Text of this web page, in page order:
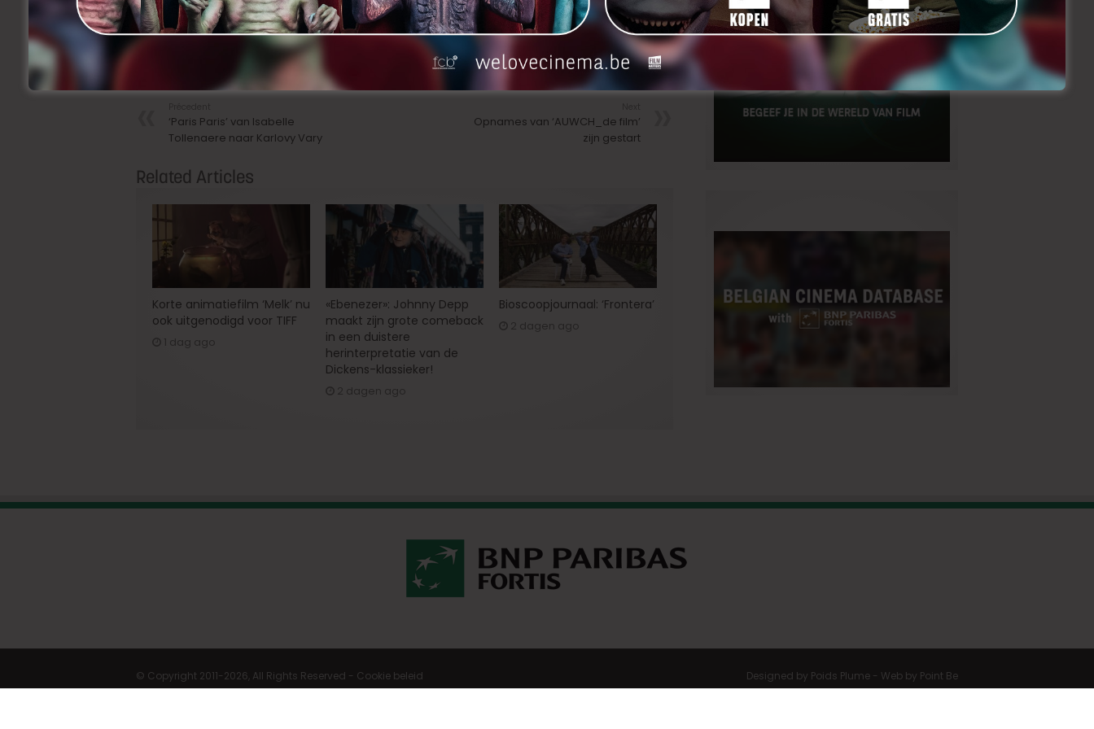
Facebook Twitter
‘Paris Paris’ van Isabelle
Tollenaere naar Karlovy Vary
Opnames van ‘AUWCH_de film’
zijn gestart
Related Articles
Korte animatiefilm ‘Melk’ nu
ook uitgenodigd voor TIFF
1 dag ago
«Ebenezer»: Johnny Depp
maakt zijn grote comeback
in een duistere
herinterpretatie van de
Dickens-klassieker!
2 dagen ago
Bioscoopjournaal: ‘Frontera’
2 dagen ago
Designed by Poids Plume - Web by Point Be
© Copyright 2011-2026, All Rights Reserved - Cookie beleid